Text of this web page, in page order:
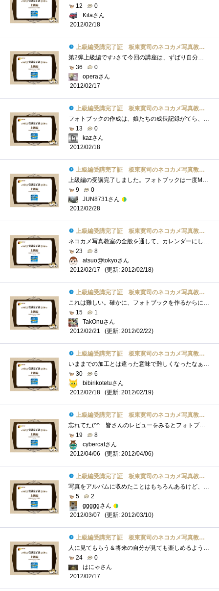
12
0
Kitaさん
2012/02/18
上級編受講完了証 板東寛司のネコカメ写真教室パート2
第2弾上級編です♪さて今回の講座は、ずばり自分だけのフォトブック作りです♪まず、撮影した写真からお気に入りの写真を選びレイアウトなど�...
36
0
operaさん
2012/02/17
上級編受講完了証 板東寛司のネコカメ写真教室パート2
フォトブックの作成は、娘たちの成長記録がてら、毎年行っています。（「Photoback」というサービスを使っています。フォトブック作成サービス�...
13
0
kazさん
2012/02/18
上級編受講完了証 板東寛司のネコカメ写真教室パート2
上級編の受講完了しました。フォトブックは一度MacのiPhotoから作成したことがあります。やっぱり形として残るのは良いですよね。問題はそれな�...
9
0
JUN8731さん
2012/02/28
上級編受講完了証 板東寛司のネコカメ写真教室パート2
ネコカメ写真教室の全般を通して、カレンダーにしろスライドショーにしろ、今回の写真集などは特に撮影時からテーマを決めて撮ることが重要�...
23
8
atsuo@tokyoさん
2012/02/17
(更新: 2012/02/18)
上級編受講完了証 板東寛司のネコカメ写真教室パート2
これは難しい。確かに、フォトブックを作るからにはテーマがいる。しかしこういうのって、例もそうだけど、今まで撮った写真からテーマを決�...
15
1
TakOnuさん
2012/02/21
(更新: 2012/02/22)
上級編受講完了証 板東寛司のネコカメ写真教室パート2
いままでの加工とは違った意味で難しくなったなぁラフかぁ・・・・仕事で一杯書いてるよwwwでもこれって色々な応用ができるかなぁと読みなが�...
30
6
bibirikotetuさん
2012/02/18
(更新: 2012/02/19)
上級編受講完了証 板東寛司のネコカメ写真教室パート2
忘れてた(^^ゞ皆さんのレビューをみるとフォトブックを創れるのは記念にはなるね。でもまず写真が程度上手くないとね。あと動くもの対象だと�...
19
8
cybercatさん
2012/04/06
(更新: 2012/04/06)
上級編受講完了証 板東寛司のネコカメ写真教室パート2
写真をアルバムに収めたことはもちろんあるけど、テーマとか何を伝えたいかとかまで考えたことがなかった。フォトブックっていう感じではな�...
5
2
gggggさん
2012/03/07
(更新: 2012/03/10)
上級編受講完了証 板東寛司のネコカメ写真教室パート2
人に見てもらう＆将来の自分が見ても楽しめるようなテーマってなかなか考え付かないのですが、こういうのは場数勝負のような気がするので、�...
24
0
はにゃさん
2012/02/17